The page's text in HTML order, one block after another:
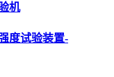
机
度试验装置-